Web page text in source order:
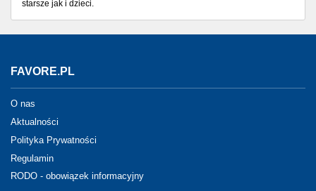
starsze jak i dzieci.
FAVORE.PL
O nas
Aktualności
Polityka Prywatności
Regulamin
RODO - obowiązek informacyjny